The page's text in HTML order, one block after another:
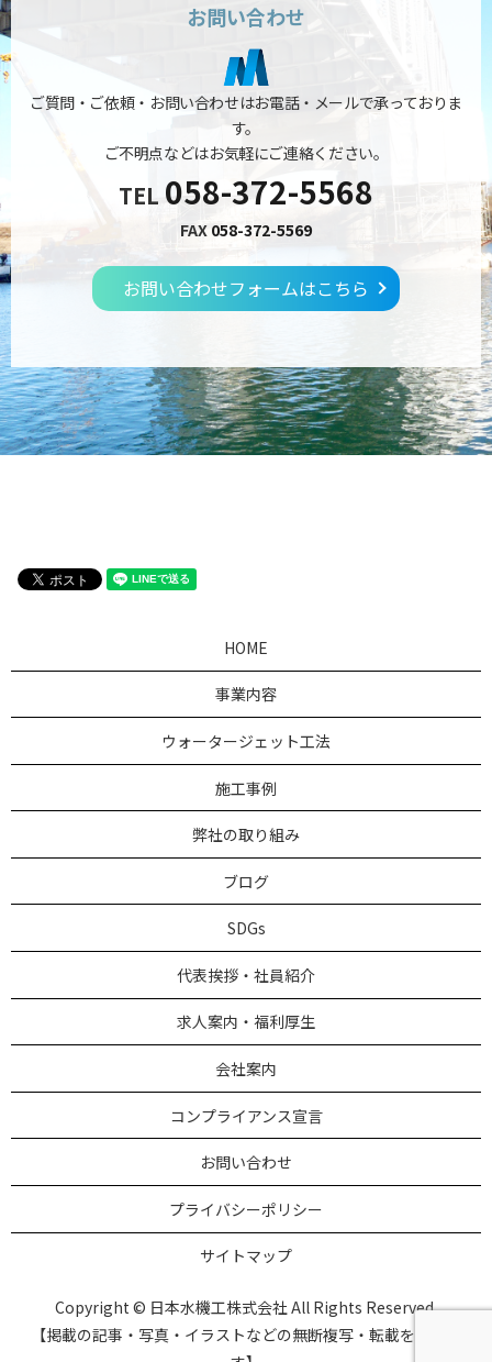
お問い合わせ
ご質問・ご依頼・お問い合わせはお電話・メールで承っておりま
す。
ご不明点などはお気軽にご連絡ください。
TEL 058-372-5568
FAX 058-372-5569
お問い合わせフォームはこちら
HOME
事業内容
ウォータージェット工法
施工事例
弊社の取り組み
ブログ
SDGs
代表挨拶・社員紹介
求人案内・福利厚生
会社案内
コンプライアンス宣言
お問い合わせ
プライバシーポリシー
サイトマップ
Copyright © 日本水機工株式会社 All Rights Reserved.
【掲載の記事・写真・イラストなどの無断複写・転載を禁じま